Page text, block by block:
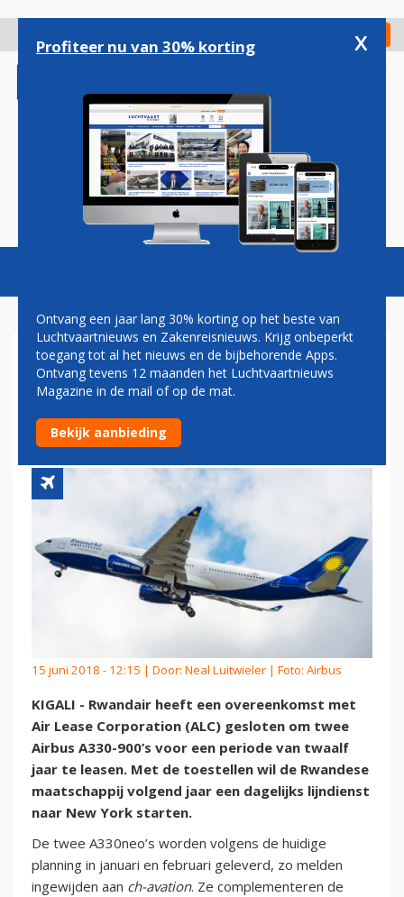
gaan
Check in
Magazine Podcasts Vacatures
RWANDAIR VOEGT TWEE
A330NEO’S AAN DE VLOOT
TOE
15 juni 2018 - 12:15 | Door: Neal Luitwieler | Foto: Airbus
KIGALI - Rwandair heeft een overeenkomst met
Air Lease Corporation (ALC) gesloten om twee
Airbus A330-900’s voor een periode van twaalf
jaar te leasen. Met de toestellen wil de Rwandese
maatschappij volgend jaar een dagelijks lijndienst
naar New York starten.
De twee A330neo’s worden volgens de huidige
planning in januari en februari geleverd, zo melden
ingewijden aan ch-avation. Ze complementeren de
Profiteer nu van 30% korting x
Ontvang een jaar lang 30% korting op het beste van
Luchtvaartnieuws en Zakenreisnieuws. Krijg onbeperkt
toegang tot al het nieuws en de bijbehorende Apps.
Ontvang tevens 12 maanden het Luchtvaartnieuws
Magazine in de mail of op de mat.
Bekijk aanbieding